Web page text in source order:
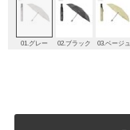
01.グレー 02.ブラック 03.ベージュ